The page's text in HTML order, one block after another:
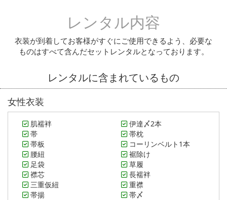
レンタル内容
衣装が到着してお客様がすぐにご使用できるよう、必要な
ものはすべて含んだセットレンタルとなっております。
レンタルに含まれているもの
女性衣装
肌襦袢
伊達〆2本
帯
帯枕
帯板
コーリンベルト1本
腰紐
裾除け
足袋
草履
襟芯
長襦袢
三重仮紐
重襟
帯揚
帯〆